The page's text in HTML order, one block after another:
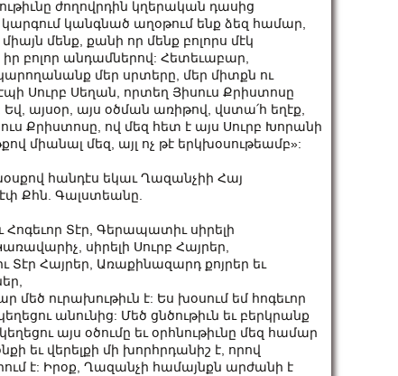
ժողովրդին կղերական դասից
կանգնած աղօթում ենք ձեզ համար,
մենք, քանի որ մենք բոլորս մէկ
բոլոր անդամներով: Հետեւաբար,
մեր սրտերը, մեր միտքն ու
Սուրբ Սեղան, որտեղ Յիսուս Քրիստոսը
այսօր, այս օծման առիթով, վստա՛հ եղէք,
Քրիստոսը, ով մեզ հետ է այս Սուրբ Խորանի
միանալ մեզ, այլ ոչ թէ երկխօսութեամբ»:
հանդէս եկաւ Ղազանչիի Հայ
Քհն. Գալստեանը.
Տէր, Գերապատիւ սիրելի
սիրելի Սուրբ Հայրեր,
Հայրեր, Առաքինազարդ քոյրեր եւ
մեծ ուրախութիւն է: Ես խօսում եմ հոգեւոր
անունից: Մեծ ցնծութիւն եւ բերկրանք
այս օծումը եւ օրհնութիւնը մեզ համար
եւ վերելքի մի խորհրդանիշ է, որով
է: Իրօք, Ղազանչի համայնքն արժանի է